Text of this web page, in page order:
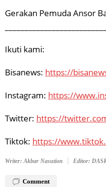
Gerakan Pemuda Ansor
Ikuti kami:
Bisanews: https://
Instagram: https://
Twitter: https://
Tiktok: https://
Writer: Akbar Nasution Editor:
Comment